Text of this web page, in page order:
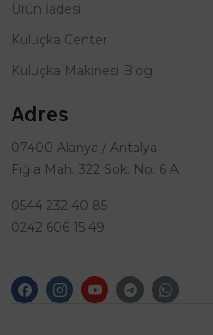
Ürün İadesi
Kuluçka Center
Kuluçka Makinesi Blog
Adres
07400 Alanya / Antalya
Fığla Mah. 322 Sok. No. 6 A
0544 232 40 85
0242 606 15 49